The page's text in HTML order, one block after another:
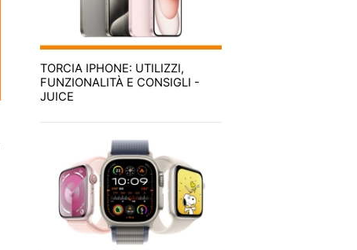
TORCIA IPHONE: UTILIZZI,
FUNZIONALITÀ E CONSIGLI -
JUICE